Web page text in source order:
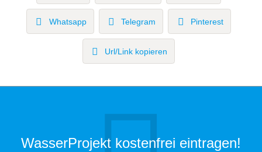
Whatsapp Telegram Pinterest
Url/Link kopieren
WasserProjekt kostenfrei eintragen!